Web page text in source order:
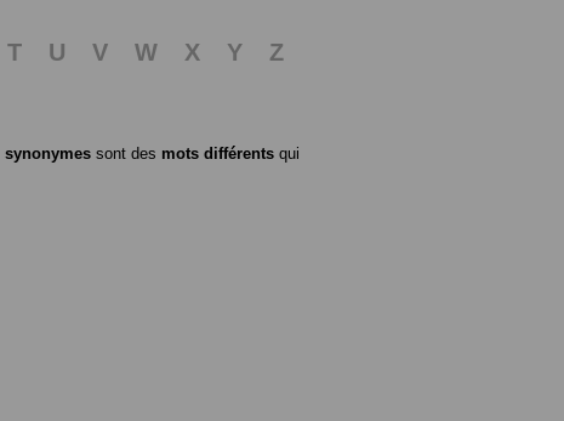
T U V W X Y
Z
synonymes sont des mots différents qui